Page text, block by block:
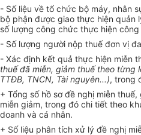
- Số liệu về tổ chức bộ máy, nhân
bộ phận được giao thực hiện quản
số lượng công chức thực hiện
- Số lượng người nộp thuế đơn vị
- Xác định kết quả thực hiện miễn
thuế đã miễn, giảm thuế theo từng
TTĐB, TNCN, Tài nguyên...), trong
+ Tổng số hồ sơ đề nghị miễn
miễn giảm, trong đó chi tiết theo
doanh và cá nhân.
+ Số liệu phân tích xử lý đề nghị